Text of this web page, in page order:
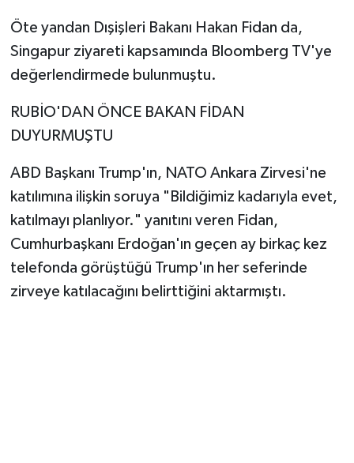
Öte yandan Dışişleri Bakanı Hakan Fidan da,
Singapur ziyareti kapsamında Bloomberg TV'ye
değerlendirmede bulunmuştu.
RUBİO'DAN ÖNCE BAKAN FİDAN
DUYURMUŞTU
ABD Başkanı Trump'ın, NATO Ankara Zirvesi'ne
katılımına ilişkin soruya "Bildiğimiz kadarıyla evet,
katılmayı planlıyor." yanıtını veren Fidan,
Cumhurbaşkanı Erdoğan'ın geçen ay birkaç kez
telefonda görüştüğü Trump'ın her seferinde
zirveye katılacağını belirttiğini aktarmıştı.